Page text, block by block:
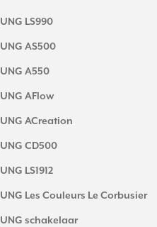
JUNG LS990
JUNG AS500
JUNG A550
JUNG AFlow
JUNG ACreation
JUNG CD500
JUNG LS1912
JUNG Les Couleurs Le Corbusier
JUNG schakelaar